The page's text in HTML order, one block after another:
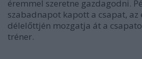
éremmel szeretne gazdagodni.
szabadnapot kapott a csapat, az
délelőttjén mozgatja át a
tréner.